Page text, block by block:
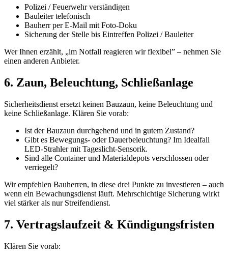
Polizei / Feuerwehr verständigen
Bauleiter telefonisch
Bauherr per E-Mail mit Foto-Doku
Sicherung der Stelle bis Eintreffen Polizei / Bauleiter
Wer Ihnen erzählt, „im Notfall reagieren wir flexibel” – nehmen Sie
einen anderen Anbieter.
6. Zaun, Beleuchtung, Schließanlage
Sicherheitsdienst ersetzt keinen Bauzaun, keine Beleuchtung und
keine Schließanlage. Klären Sie vorab:
Ist der Bauzaun durchgehend und in gutem Zustand?
Gibt es Bewegungs- oder Dauerbeleuchtung? Im Idealfall
LED-Strahler mit Tageslicht-Sensorik.
Sind alle Container und Materialdepots verschlossen oder
verriegelt?
Wir empfehlen Bauherren, in diese drei Punkte zu investieren – auch
wenn ein Bewachungsdienst läuft. Mehrschichtige Sicherung wirkt
viel stärker als nur Streifendienst.
7. Vertragslaufzeit & Kündigungsfristen
Klären Sie vorab: